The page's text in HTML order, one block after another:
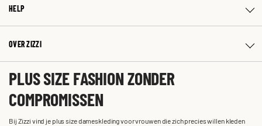
HELP
OVER ZIZZI
PLUS SIZE FASHION ZONDER
COMPROMISSEN
Bij Zizzi vind je plus size dameskleding voor vrouwen die zich precies willen kleden